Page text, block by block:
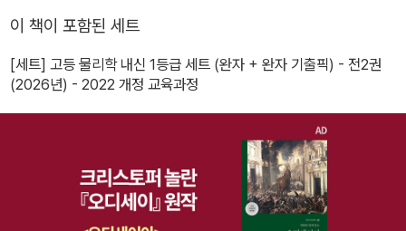
이 책이 포함된 세트
[세트] 고등 물리학 내신 1등급 세트 (완자 + 완자 기출픽) - 전2권
(2026년) - 2022 개정 교육과정